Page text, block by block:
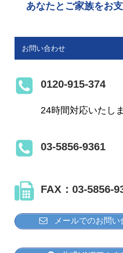
あなたとご家族をお
お問い合わせ
0120-915-374
24時間対応いたしま
03-5856-9361
FAX：03-5856-
メールでのお問い